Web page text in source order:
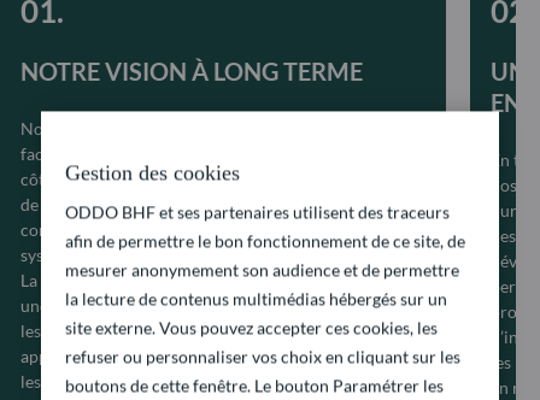
NOTRE VISION À LONG TERME
Nous sommes convaincus que l’intégration des
facteurs ESG à nos processus d’investissement aux
côtés d’indicateurs financiers classiques nous permet
de prendre nos décisions d’investissement en pleine
connaissance de cause, de mieux gérer les risques
systémiques et de créer de la valeur à long terme.
La stabilité de nos équipes de gestion d’actifs permet
une grande proximité avec les entreprises dans
lesquelles nous investissons, permettant un dialogue
approfondi et régulier nécessaire pour progresser sur
les questions de durabilité.
UN
En
nos
des
les
en
Gestion des cookies
ODDO BHF et ses partenaires utilisent des traceurs
afin de permettre le bon fonctionnement de ce site, de
mesurer anonymement son audience et de permettre
la lecture de contenus multimédias hébergés sur un
site externe. Vous pouvez accepter ces cookies, les
refuser ou personnaliser vos choix en cliquant sur les
boutons de cette fenêtre. Le bouton Paramétrer les